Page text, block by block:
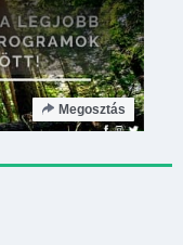
Megosztás